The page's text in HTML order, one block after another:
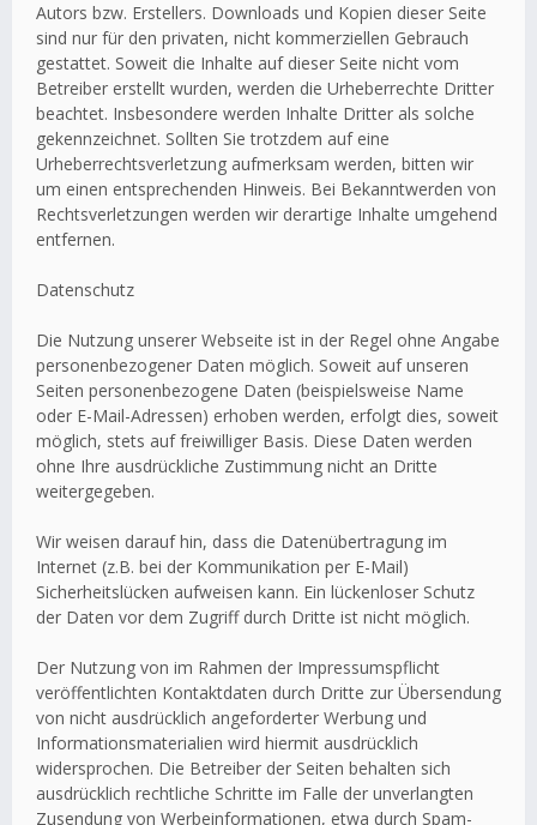
Autors bzw. Erstellers. Downloads und Kopien dieser Seite
sind nur für den privaten, nicht kommerziellen Gebrauch
gestattet. Soweit die Inhalte auf dieser Seite nicht vom
Betreiber erstellt wurden, werden die Urheberrechte Dritter
beachtet. Insbesondere werden Inhalte Dritter als solche
gekennzeichnet. Sollten Sie trotzdem auf eine
Urheberrechtsverletzung aufmerksam werden, bitten wir
um einen entsprechenden Hinweis. Bei Bekanntwerden von
Rechtsverletzungen werden wir derartige Inhalte umgehend
entfernen.
Datenschutz
Die Nutzung unserer Webseite ist in der Regel ohne Angabe
personenbezogener Daten möglich. Soweit auf unseren
Seiten personenbezogene Daten (beispielsweise Name
oder E-Mail-Adressen) erhoben werden, erfolgt dies, soweit
möglich, stets auf freiwilliger Basis. Diese Daten werden
ohne Ihre ausdrückliche Zustimmung nicht an Dritte
weitergegeben.
Wir weisen darauf hin, dass die Datenübertragung im
Internet (z.B. bei der Kommunikation per E-Mail)
Sicherheitslücken aufweisen kann. Ein lückenloser Schutz
der Daten vor dem Zugriff durch Dritte ist nicht möglich.
Der Nutzung von im Rahmen der Impressumspflicht
veröffentlichten Kontaktdaten durch Dritte zur Übersendung
von nicht ausdrücklich angeforderter Werbung und
Informationsmaterialien wird hiermit ausdrücklich
widersprochen. Die Betreiber der Seiten behalten sich
ausdrücklich rechtliche Schritte im Falle der unverlangten
Zusendung von Werbeinformationen, etwa durch Spam-